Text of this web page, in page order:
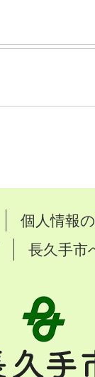
個人情報
長久手市